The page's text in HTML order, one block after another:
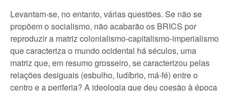
Levantam-se, no entanto, várias questões. Se não se
propõem o socialismo, não acabarão os BRICS por
reproduzir a matriz colonialismo-capitalismo-imperialismo
que caracteriza o mundo ocidental há séculos, uma
matriz que, em resumo grosseiro, se caracterizou pelas
relações desiguais (esbulho, ludíbrio, má-fé) entre o
centro e a periferia? A ideologia que deu coesão à época